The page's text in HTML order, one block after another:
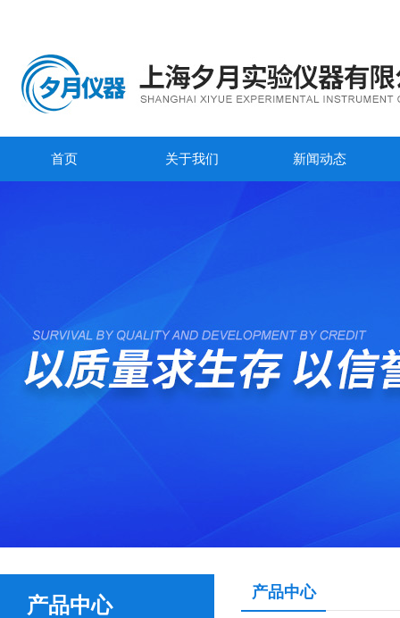
首页 关于我们 新闻动态
产品中心
产品中心